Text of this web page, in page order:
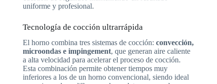
uniforme y profesional.
Tecnología de cocción ultrarrápida
El horno combina tres sistemas de cocción: convección,
microondas e impingement, que generan aire caliente
a alta velocidad para acelerar el proceso de cocción.
Esta combinación permite obtener tiempos muy
inferiores a los de un horno convencional, siendo ideal